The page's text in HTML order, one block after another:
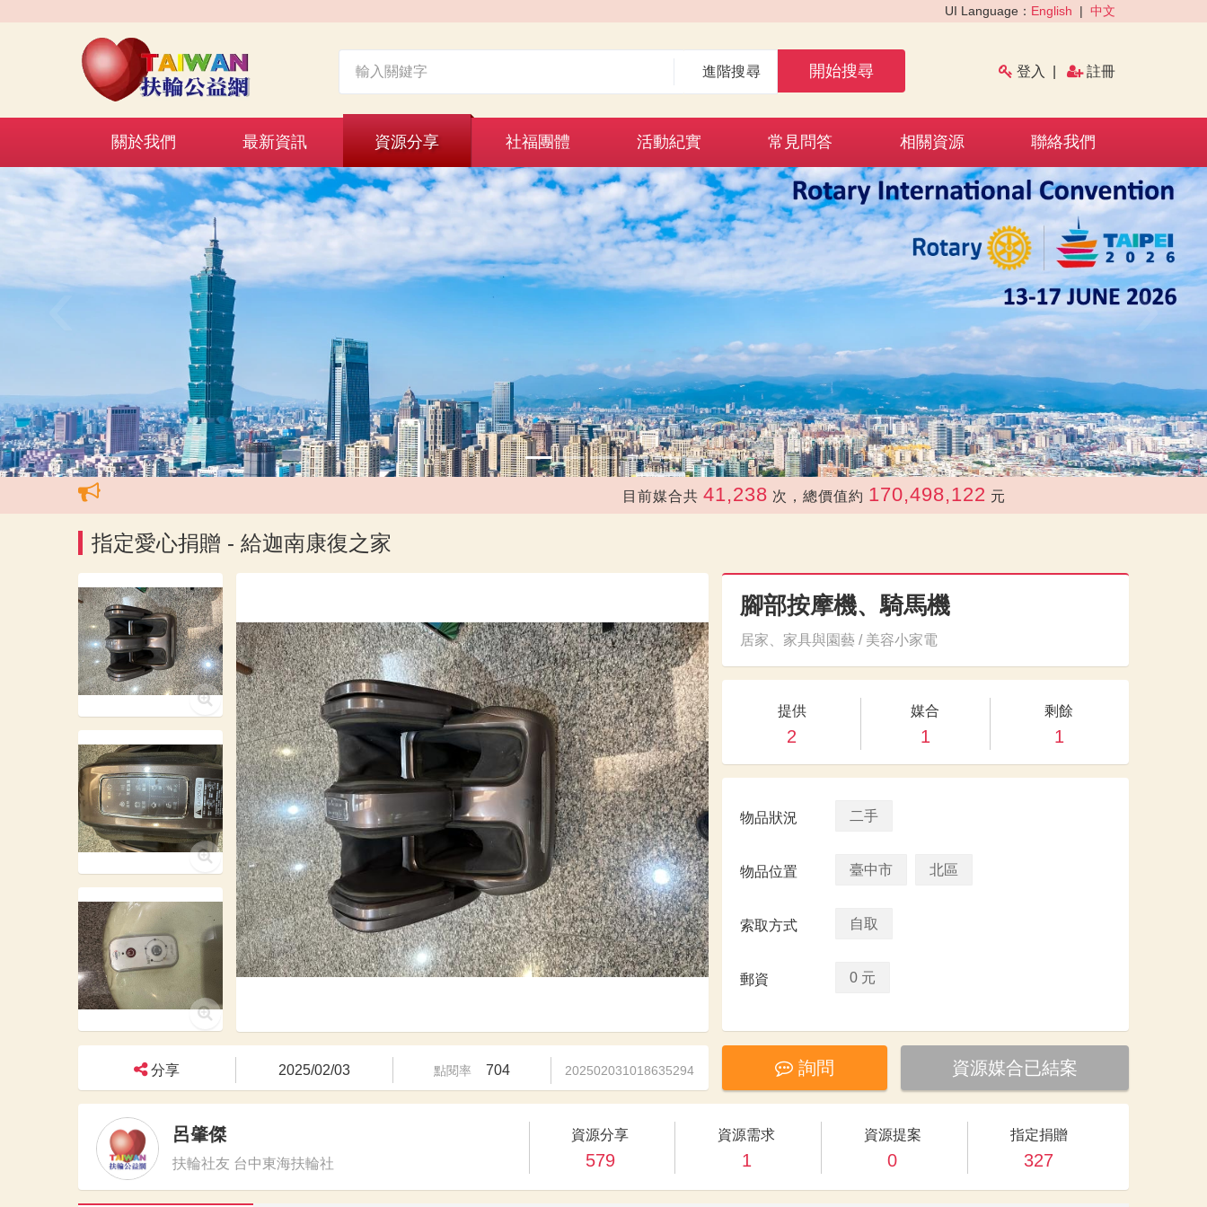
UI Language： English | 中文
進階搜尋 開始搜尋 登入 註冊
關於我們 最新資訊 資源分享 社福團體 活動紀實 常見問答 相關資源 聯絡我們
‹ ›
目前媒合共 41,238 次，總價值約 170,498,122 元
指定愛心捐贈 - 給迦南康復之家
腳部按摩機、騎馬機
居家、家具與園藝 / 美容小家電
提供
2
媒合
1
剩餘
1
物品狀況 二手
物品位置 臺中市 北區
索取方式 自取
郵資 0 元
分享 2025/02/03 點閱率 704 202502031018635294 詢問 資源媒合已結案
呂肇傑
扶輪社友 台中東海扶輪社
資源分享
579
資源需求
1
資源提案
0
指定捐贈
327